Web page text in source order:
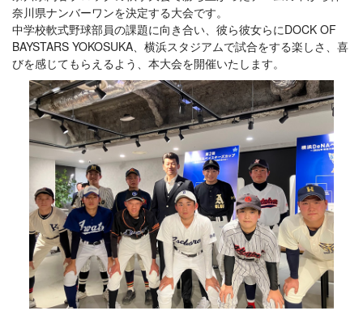
奈川県ナンバーワンを決定する大会です。
中学校軟式野球部員の課題に向き合い、彼ら彼女らにDOCK OF
BAYSTARS YOKOSUKA、横浜スタジアムで試合をする楽しさ、喜
びを感じてもらえるよう、本大会を開催いたします。